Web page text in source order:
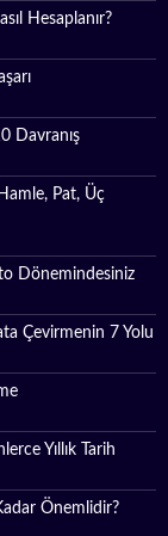
Hesaplanır?
Davranış
Pat, Üç
Dönemindesiniz
Çevirmenin 7 Yolu
Yıllık Tarih
Önemlidir?